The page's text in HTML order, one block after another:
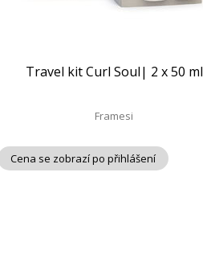
Travel kit Curl Soul| 2 x 50 ml
Framesi
Cena se zobrazí po přihlášení